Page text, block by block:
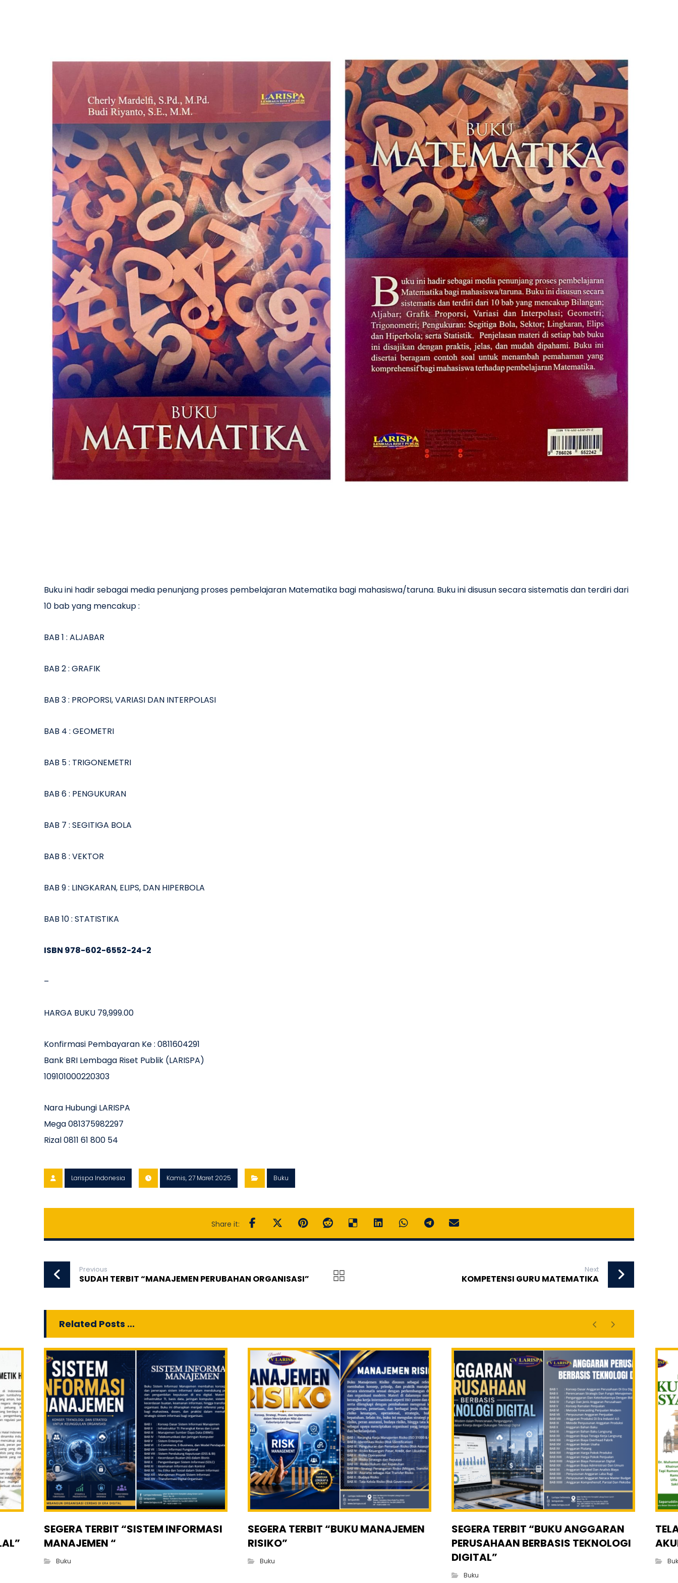
Buku ini hadir sebagai media penunjang proses pembelajaran Matematika bagi mahasiswa/taruna. Buku ini disusun secara sistematis dan terdiri dari
10 bab yang mencakup :
BAB 1 : ALJABAR
BAB 2 : GRAFIK
BAB 3 : PROPORSI, VARIASI DAN INTERPOLASI
BAB 4 : GEOMETRI
BAB 5 : TRIGONEMETRI
BAB 6 : PENGUKURAN
BAB 7 : SEGITIGA BOLA
BAB 8 : VEKTOR
BAB 9 : LINGKARAN, ELIPS, DAN HIPERBOLA
BAB 10 : STATISTIKA
ISBN 978-602-6552-24-2
–
HARGA BUKU 79,999.00
Konfirmasi Pembayaran Ke : 0811604291
Bank BRI Lembaga Riset Publik (LARISPA)
109101000220303
Nara Hubungi LARISPA
Mega 081375982297
Rizal 0811 61 800 54
Larispa Indonesia Kamis, 27 Maret 2025 Buku
Previous
SUDAH TERBIT “MANAJEMEN PERUBAHAN ORGANISASI”
Next
KOMPETENSI GURU MATEMATIKA
Related Posts ...
SEGERA TERBIT “SISTEM INFORMASI
MANAJEMEN “
Buku
SEGERA TERBIT “BUKU MANAJEMEN
RISIKO”
Buku
SEGERA TERBIT “BUKU ANGGARAN
PERUSAHAAN BERBASIS TEKNOLOGI
DIGITAL”
Buku